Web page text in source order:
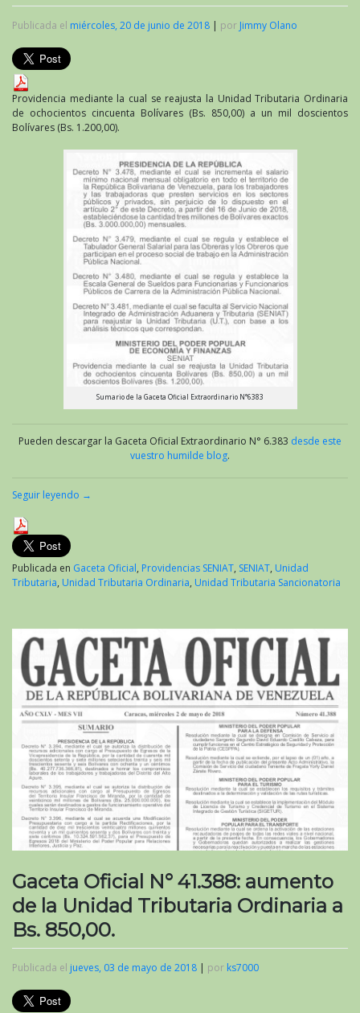
Publicada el miércoles, 20 de junio de 2018 | por Jimmy Olano
Providencia mediante la cual se reajusta la Unidad Tributaria Ordinaria
de ochocientos cincuenta Bolívares (Bs. 850,00) a un mil doscientos
Bolívares (Bs. 1.200,00).
Sumario de la Gaceta Oficial Extraordinario N°6383
Pueden descargar la Gaceta Oficial Extraordinario N° 6.383 desde este
vuestro humilde blog.
Seguir leyendo →
Publicada en Gaceta Oficial, Providencias SENIAT, SENIAT, Unidad
Tributaria, Unidad Tributaria Ordinaria, Unidad Tributaria Sancionatoria
Gaceta Oficial N° 41.388: aumento
de la Unidad Tributaria Ordinaria a
Bs. 850,00.
Publicada el jueves, 03 de mayo de 2018 | por ks7000